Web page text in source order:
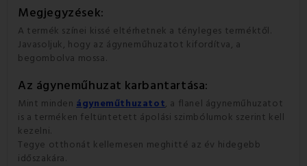
Megjegyzések:
A termék színei kissé eltérhetnek a tényleges terméktől.
Javasoljuk, hogy az ágyneműhuzatot kifordítva, a
begombolva mossa.
Az ágyneműhuzat karbantartása:
Mint minden ágyneműthuzatot, a flanel ágyneműhuzatot
is a terméken feltüntetett ápolási szimbólumok szerint kell
kezelni.
Tegye otthonát kellemesen meghitté az év hidegebb
időszakára.